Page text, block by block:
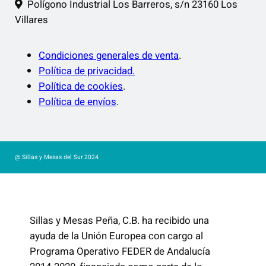
Polígono Industrial Los Barreros, s/n 23160 Los
Villares
Condiciones generales de venta.
Política de privacidad.
Política de cookies.
Política de envíos.
@ Sillas y Mesas del Sur 2024
Sillas y Mesas Peña, C.B. ha recibido una
ayuda de la Unión Europea con cargo al
Programa Operativo FEDER de Andalucía